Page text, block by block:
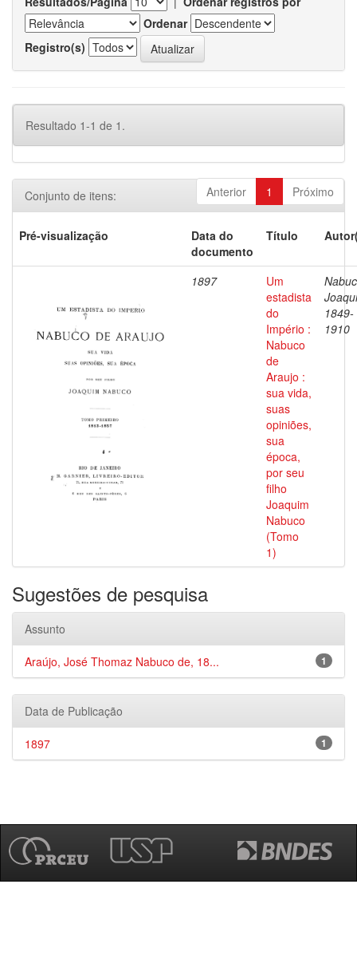
Ordenar
Registro(s)
Resultado 1-1 de 1.
Anterior 1 Próximo
Conjunto de itens:
Pré-visualização
Data do
documento
Título
1897
Um
estadista
do
Império :
Nabuco
de
Araujo :
sua vida,
suas
opiniões,
sua
época,
por seu
filho
Joaquim
Nabuco
(Tomo
1)
1849-
1910
Sugestões de pesquisa
Assunto
1
Araújo, José Thomaz Nabuco de, 18...
Data de Publicação
1
1897